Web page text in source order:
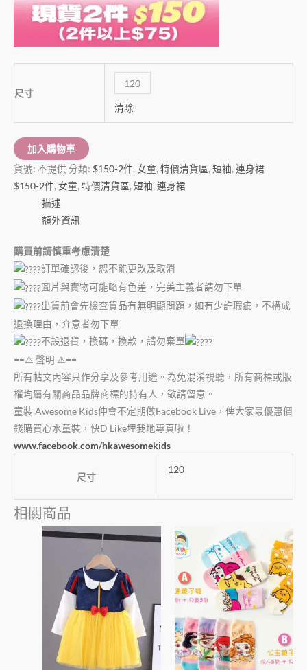
尺寸
120
清除
加入購物車
貨號: 不提供 分類: $150-2件, 女童, 特價清貨區, 短袖, 連身裙
$150-2件, 女童, 特價清貨區, 短袖, 連身裙
描述
額外資訊
購買前請慎重考慮清楚
訂單確認後，恕不能更改及取消
圖片與實物可能略有色差，完美主義者請勿下單
出貨前會先檢查貨品有無明顯問題，如有少許瑕疵，不構成
退換理由，介意者勿下單
不設退貨，換碼，換款，請勿棄單
==⚠️ 聲明 ⚠️==
所有帖文內容只作分享及參考用途。為免混淆視聽，所有商標或版
權均屬有關商品品牌商標的持有人，敬請留意。
童裝 Awesome Kids仲會不定期做Facebook Live，俾大家最優惠價
錢購買心水童裝，快D Like埋我地專頁啦！
www.facebook.com/hkawesomekids
尺寸
120
相關商品
此
多
種
款
式。
產
品
有
多
種
款
式。